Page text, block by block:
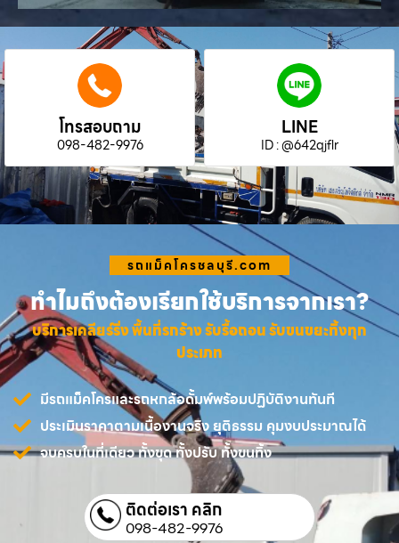
โทรสอบถาม
098-482-9976
LINE
ID : @642qjflr
รถแม็คโครชลบุรี.com
ทำไมถึงต้องเรียกใช้บริการจากเรา?
บริการเคลียร์ริ่ง พื้นที่รกร้าง รับรื้อถอน รับขนขยะทิ้งทุก
ประเภท
มีรถแม็คโครและรถหกล้อดั้มพ์พร้อมปฏิบัติงานทันที
ประเมินราคาตามเนื้องานจริง ยุติธรรม คุมงบประมาณได้
จบครบในที่เดียว ทั้งขุด ทั้งปรับ ทั้งขนทิ้ง
ติดต่อเรา คลิก
098-482-9976